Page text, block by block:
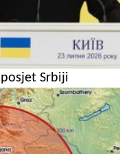
Srbiji